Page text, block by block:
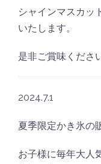
シャインマスカッ
いたします。
是非ご賞味くださ
2024.7.1
夏季限定かき氷の
お子様に毎年大人